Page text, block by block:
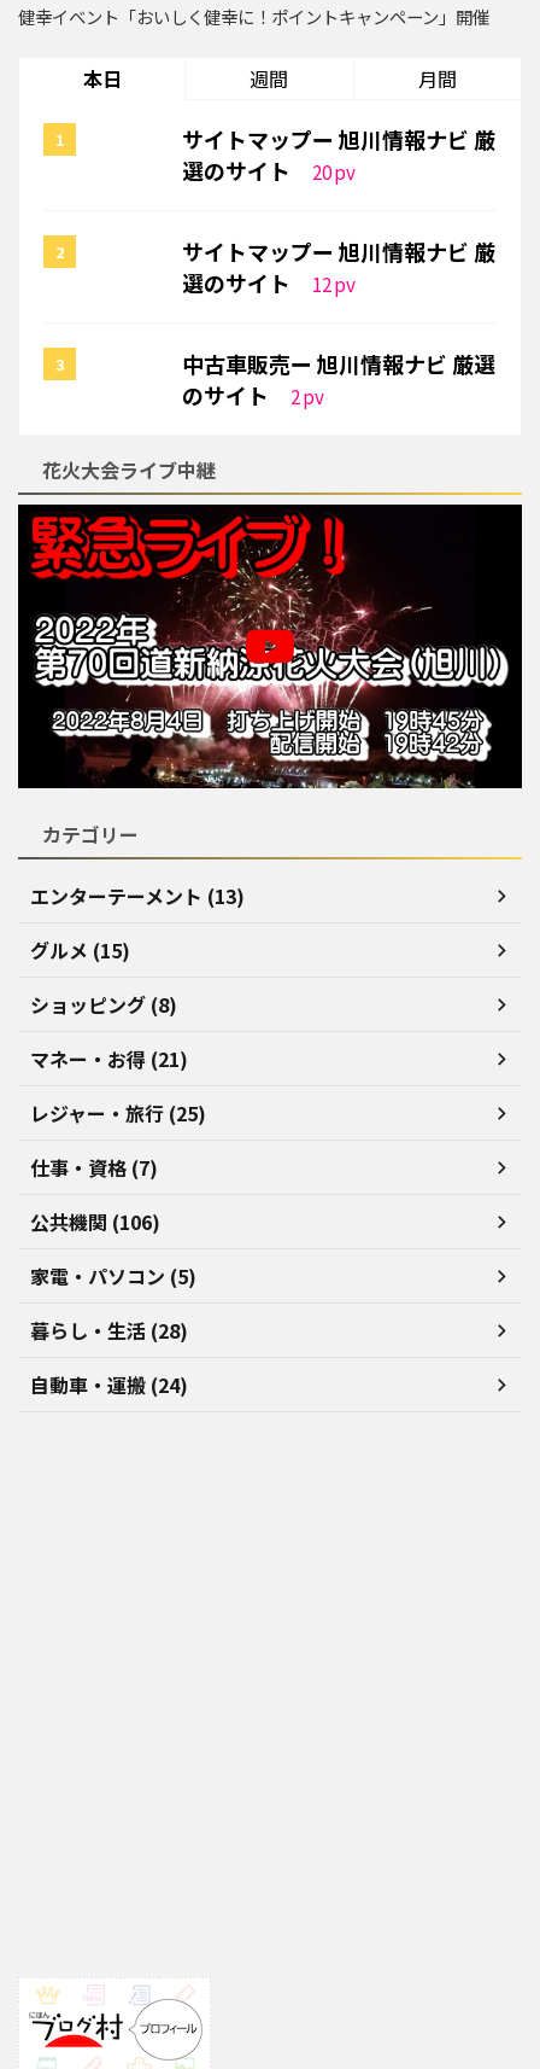
健幸イベント「おいしく健幸に！ポイントキャンペーン」開催
本日 週間 月間
サイトマップー 旭川情報ナビ 厳
選のサイト
20pv
サイトマップー 旭川情報ナビ 厳
選のサイト
12pv
中古車販売ー 旭川情報ナビ 厳選
のサイト
2pv
花火大会ライブ中継
カテゴリー
エンターテーメント (13)
グルメ (15)
ショッピング (8)
マネー・お得 (21)
レジャー・旅行 (25)
仕事・資格 (7)
公共機関 (106)
家電・パソコン (5)
暮らし・生活 (28)
自動車・運搬 (24)